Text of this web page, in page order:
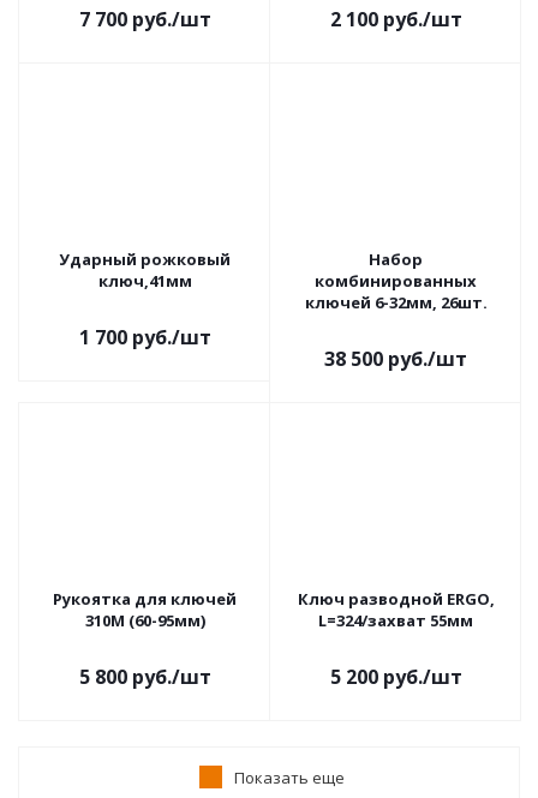
7 700руб./шт 2 100руб./шт
Ударный рожковый
ключ,41мм
1 700руб./шт
Набор
комбинированных
ключей 6-32мм, 26шт.
38 500 руб./шт
Рукоятка для ключей
310M (60-95мм)
5 800руб./шт
Ключ разводной ERGO,
L=324/захват 55мм
5 200руб./шт
Показать еще